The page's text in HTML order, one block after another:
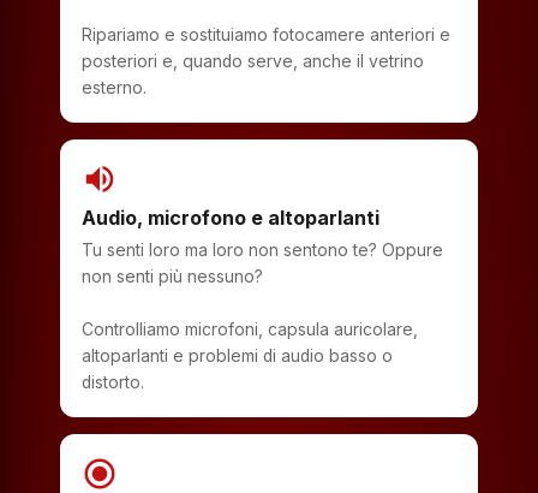
Ripariamo e sostituiamo fotocamere anteriori e
posteriori e, quando serve, anche il vetrino
esterno.
volume_up
Audio, microfono e altoparlanti
Tu senti loro ma loro non sentono te? Oppure
non senti più nessuno?
Controlliamo microfoni, capsula auricolare,
altoparlanti e problemi di audio basso o
distorto.
radio_button_checked